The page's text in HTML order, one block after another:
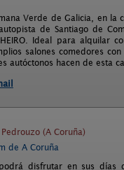
Verde de Galicia, en la
de Santiago de
Ideal para alquilar
salones comedores
autóctonos hacen de esta
(A Coruña)
de A Coruña
disfrutar en sus